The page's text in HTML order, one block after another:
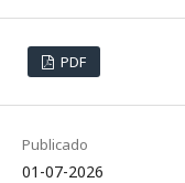
PDF
Publicado
01-07-2026